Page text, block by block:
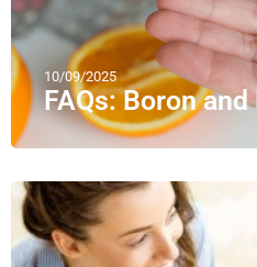
10/09/2025
FAQs: Boron